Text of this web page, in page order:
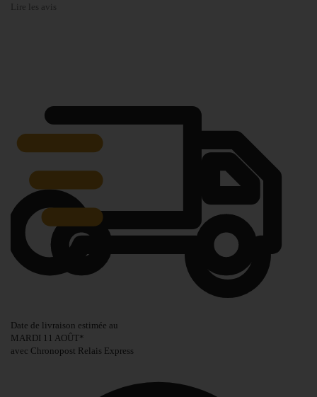
Lire les avis
Date de livraison estimée au
MARDI 11 AOÛT*
avec Chronopost Relais Express